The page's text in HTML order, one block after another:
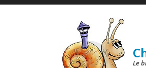
Skip
Le